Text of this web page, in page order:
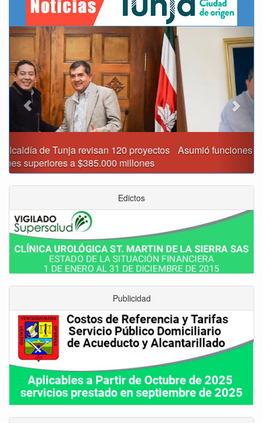
Asumió funciones nuevo secretario de Medio Ambiente de
Tunja
Previous Next
Edictos
Publicidad